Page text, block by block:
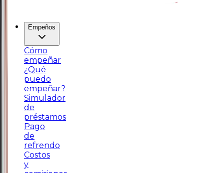
Empeños
Cómo
empeñar
¿Qué
puedo
empeñar?
Simulador
de
préstamos
Pago
de
refrendo
Costos
y